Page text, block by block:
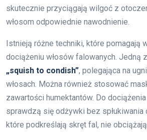
skutecznie przyciągają wilgoć z
włosom odpowiednie nawodnienie.
Istnieją różne techniki, które pomagają
dociążeniu włosów falowanych. Jedną
„squish to condish”, polegająca na
włosach. Można również stosować
zawartości humektantów. Do
sprawdzą się odżywki bez spłukiwania
które podkreślają skręt fal, nie